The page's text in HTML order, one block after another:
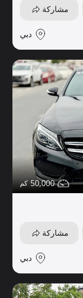
مشاركة
دبي
50,000
مشاركة
دبي